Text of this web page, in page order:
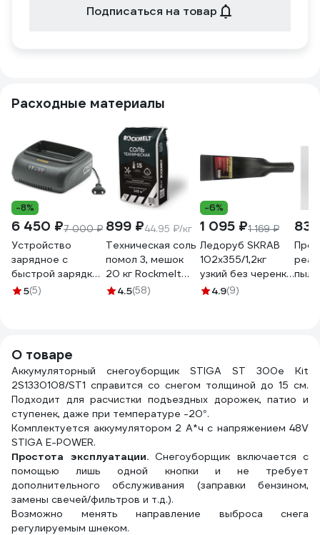
Подписаться на товар
Расходные материалы
-8%
6 450 ₽7 000 ₽
Устройство
зарядное с
быстрой зарядкой
EC 430 F (3 Ач; 48
5(5)
899 ₽44.95 ₽/кг
Техническая соль
помол 3, мешок
20 кг Rockmelt
65387
4.5(58)
-6%
1 095 ₽1 169 ₽
Ледоруб SKRAB
102x355/1,2кг
узкий без черенка
28134
4.9(9)
О товаре
Аккумуляторный снегоуборщик STIGA ST 300e Kit
2S1330108/ST1 справится со снегом толщиной до 15 см.
Подходит для расчистки подъездных дорожек, патио и
ступенек, даже при температуре -20°.
Комплектуется аккумулятором 2 А*ч с напряжением 48V
STIGA E-POWER.
Простота эксплуатации.Снегоуборщик включается с
помощью лишь одной кнопки и не требует
дополнительного обслуживания (заправки бензином,
замены свечей/фильтров и т.д.).
Возможно менять направление выброса снега
регулируемым шнеком.